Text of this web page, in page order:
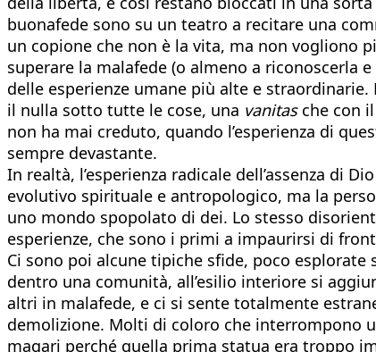
buonafede sono su un teatro a recitare una
un copione che non è la vita, ma non vogliono
superare la malafede (o almeno a riconoscerla
delle esperienze umane più alte e
il nulla sotto tutte le cose, una vanitasche con il
non ha mai creduto, quando l’esperienza di
sempre devastante.
In realtà, l’esperienza radicale dell’assenza di
evolutivo spirituale e antropologico, ma la
uno mondo spopolato di dei. Lo stesso
esperienze, che sono i primi a impaurirsi di
Ci sono poi alcune tipiche sfide, poco
dentro una comunità, all’esilio interiore si
altri in malafede, e ci si sente totalmente
demolizione. Molti di coloro che interrompono
magari perché quella prima statua era troppo